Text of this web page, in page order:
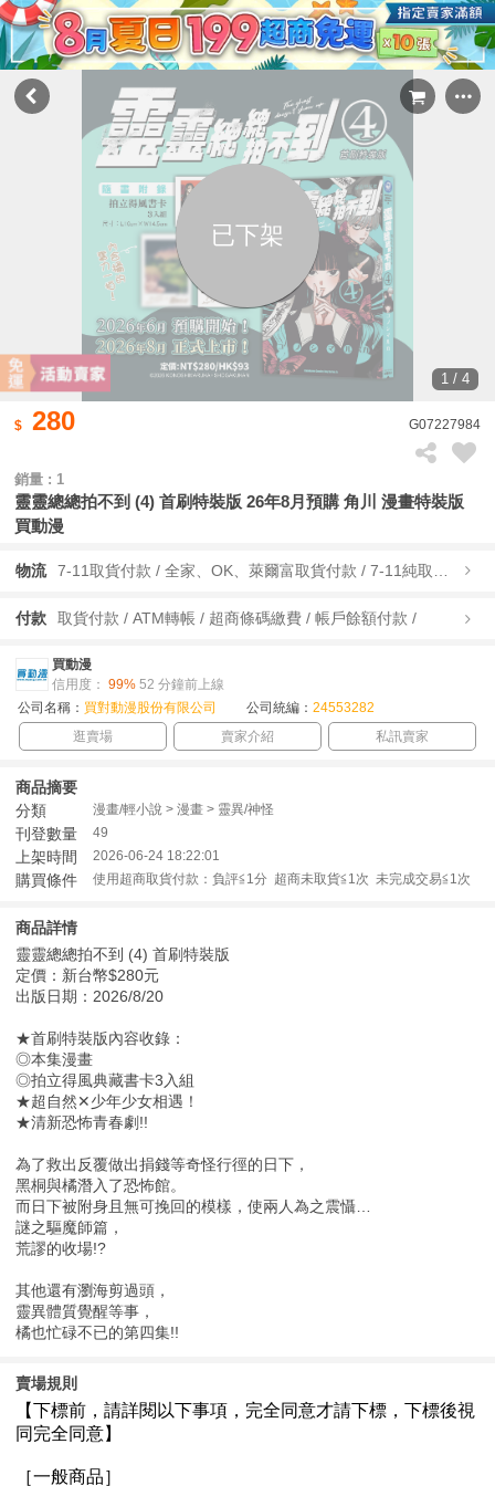
已下架
1 / 4
280 G07227984
銷量 : 1
靈靈總總拍不到 (4) 首刷特裝版 26年8月預購 角川 漫畫特裝版
買動漫
物流
付款 取貨付款 / ATM轉帳 / 超商條碼繳費 / 帳戶餘額付款 /
買動漫
信用度： 99% 52 分鐘前上線
公司名稱： 買對動漫股份有限公司 公司統編： 24553282
逛賣場
賣家介紹 私訊賣家
商品摘要
分類
漫畫/輕小說 > 漫畫 > 靈異/神怪
刊登數量 49
上架時間 2026-06-24 18:22:01
購買條件 使用超商取貨付款：負評≦1分 超商未取貨≦1次 未完成交易≦1次
商品詳情
靈靈總總拍不到 (4) 首刷特裝版
定價：新台幣$280元
出版日期：2026/8/20
★首刷特裝版內容收錄：
◎本集漫畫
◎拍立得風典藏書卡3入組
★超自然✕少年少女相遇！
★清新恐怖青春劇!!
為了救出反覆做出捐錢等奇怪行徑的日下，
黑桐與橘潛入了恐怖館。
而日下被附身且無可挽回的模樣，使兩人為之震懾…
謎之驅魔師篇，
荒謬的收場!?
其他還有瀏海剪過頭，
靈異體質覺醒等事，
橘也忙碌不已的第四集!!
賣場規則